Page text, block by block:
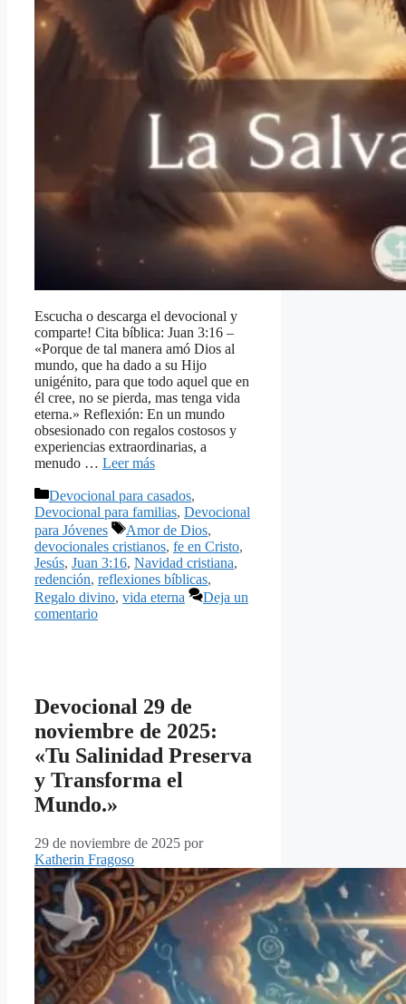
Escucha o descarga el devocional y
comparte! Cita bíblica: Juan 3:16 –
«Porque de tal manera amó Dios al
mundo, que ha dado a su Hijo
unigénito, para que todo aquel que en
él cree, no se pierda, mas tenga vida
eterna.» Reflexión: En un mundo
obsesionado con regalos costosos y
experiencias extraordinarias, a
menudo … Leer más
Categorías
Devocional para casados,
Devocional para familias, Devocional
para Jóvenes
Etiquetas
Amor de Dios,
devocionales cristianos, fe en Cristo,
Jesús, Juan 3:16, Navidad cristiana,
redención, reflexiones bíblicas,
Regalo divino, vida eterna
Deja un
comentario
Devocional 29 de
noviembre de 2025:
«Tu Salinidad Preserva
y Transforma el
Mundo.»
29 de noviembre de 2025 por
Katherin Fragoso